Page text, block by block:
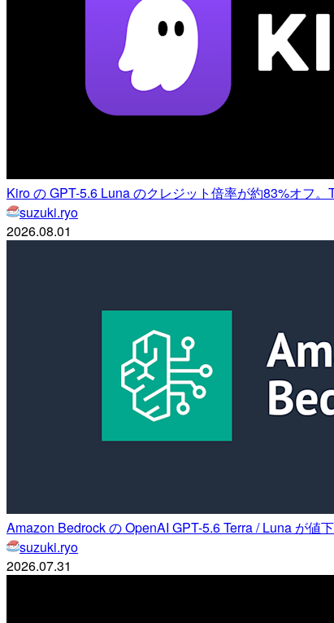
Kiro の GPT-5.6 Luna のクレジット倍率が約83%オフ
suzuki.ryo
2026.08.01
Amazon Bedrock の OpenAI GPT-5.6 Terra / Luna が値
suzuki.ryo
2026.07.31